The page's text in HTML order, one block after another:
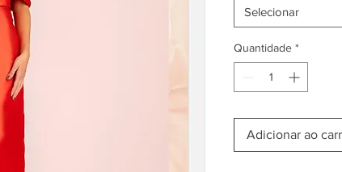
Selecionar
Quantidade *
Adicionar ao